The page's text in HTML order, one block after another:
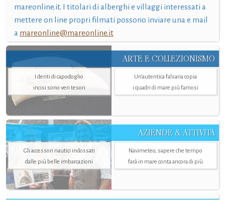
mareonline.it. I titolari di alberghi e villaggi interessati a
mettere on line propri filmati possono inviare una e mail
a mareonline@mareonline.it
ARTE E COLLEZIONISMO
I denti di capodoglio
incisi sono veri tesori
Un’autentica falsaria copia
i quadri di mare più famosi
AZIENDE & ATTIVITÀ
Gli accessori nautici indossati
dalle più belle imbarcazioni
Navimeteo, sapere che tempo
farà in mare conta ancora di più